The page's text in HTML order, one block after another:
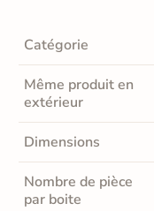
Catégorie
Même produit en
extérieur
Dimensions
Nombre de pièce
par boite